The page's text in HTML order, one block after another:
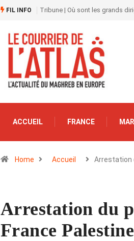
FIL INFO Tribune | Où sont les grands
ACCUEIL FRANCE
Home Accueil Arrestation
Arrestation du
France